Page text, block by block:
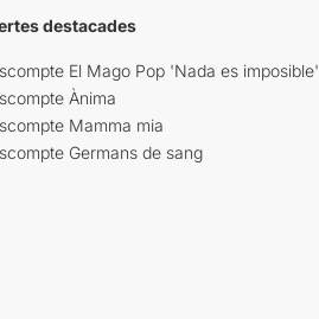
destacades
El Mago Pop 'Nada es imposible'
Ànima
Mamma mia
Germans de sang